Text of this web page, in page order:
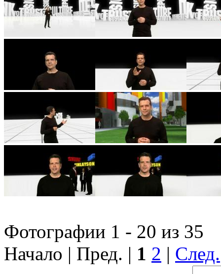
Фотографии 1 - 20 из 35
Начало | Пред. | 1 2 | След.